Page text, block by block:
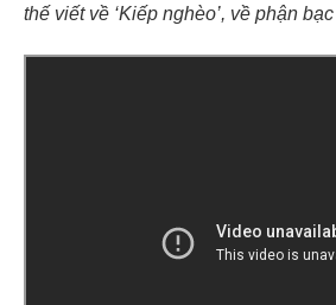
thế viết về ‘Kiếp nghèo’, về phận